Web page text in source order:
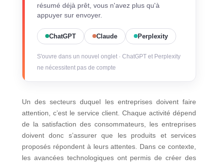
résumé déjà prêt, vous n'avez plus qu'à
appuyer sur envoyer.
ChatGPT Claude Perplexity
S'ouvre dans un nouvel onglet · ChatGPT et Perplexity
ne nécessitent pas de compte
Un des secteurs duquel les entreprises doivent faire
attention, c’est le service client. Chaque activité dépend
de la satisfaction des consommateurs, les entreprises
doivent donc s’assurer que les produits et services
proposés répondent à leurs attentes. Dans ce contexte,
les avancées technologiques ont permis de créer des